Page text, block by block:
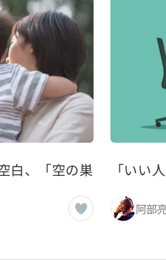
白、「空の巣症候群」
「いい
阿部